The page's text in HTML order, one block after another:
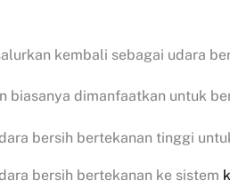
kembali sebagai udara
biasanya dimanfaatkan untuk
bersih bertekanan tinggi
bersih bertekanan ke sistem